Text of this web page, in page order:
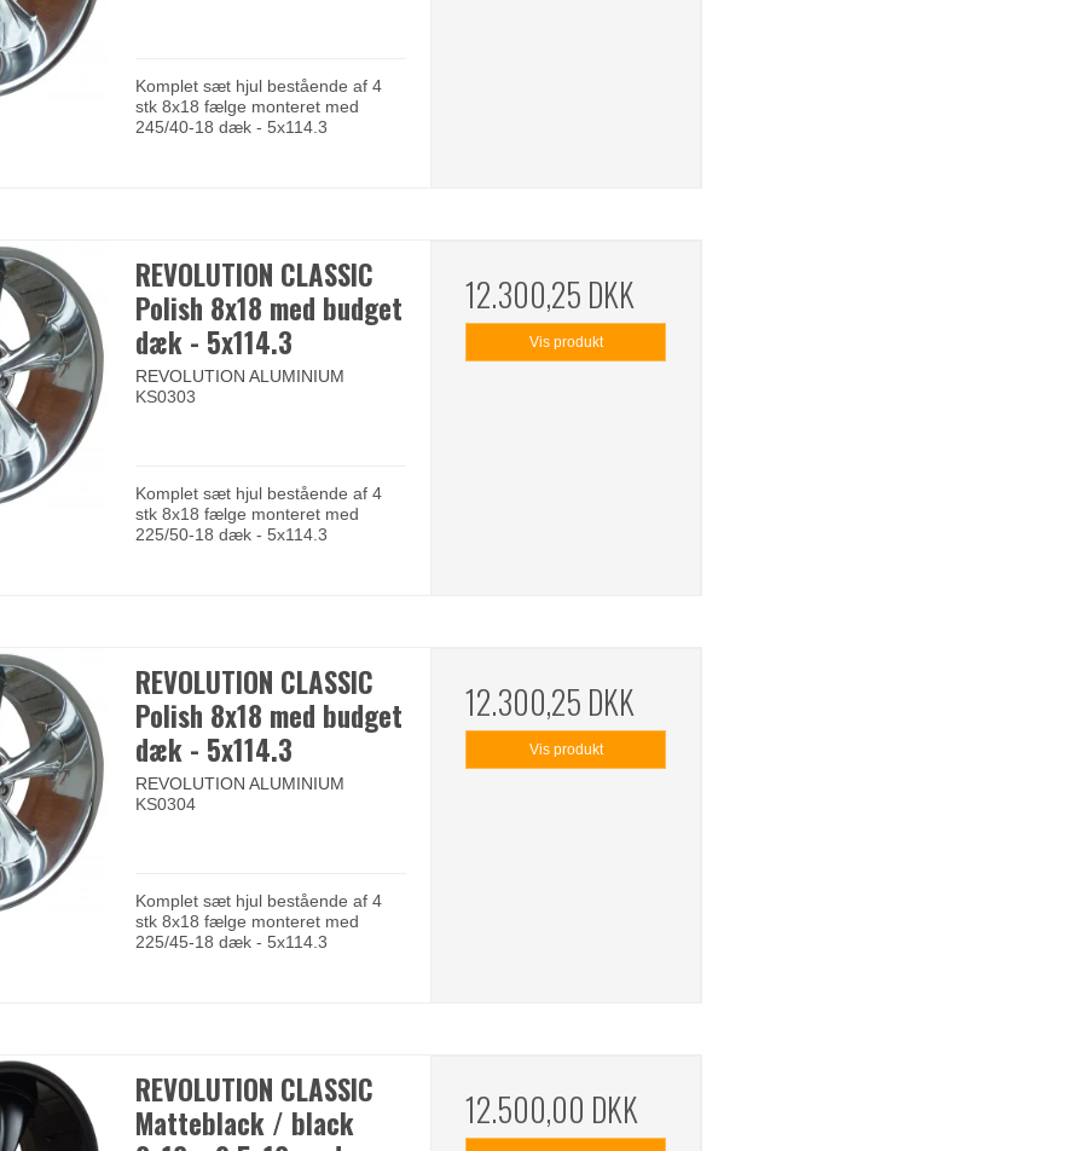
Komplet sæt hjul bestående af 4
stk 8x18 fælge monteret med
245/40-18 dæk - 5x114.3
REVOLUTION CLASSIC
Polish 8x18 med budget
dæk - 5x114.3
REVOLUTION ALUMINIUM
KS0303
Komplet sæt hjul bestående af 4
stk 8x18 fælge monteret med
225/50-18 dæk - 5x114.3
12.300,25 DKK
Vis produkt
REVOLUTION CLASSIC
Polish 8x18 med budget
dæk - 5x114.3
REVOLUTION ALUMINIUM
KS0304
Komplet sæt hjul bestående af 4
stk 8x18 fælge monteret med
225/45-18 dæk - 5x114.3
12.300,25 DKK
Vis produkt
REVOLUTION CLASSIC
Matteblack / black
12.500,00 DKK